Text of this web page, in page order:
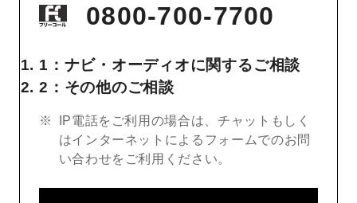
0800-700-7700
1：ナビ・オーディオに関するご相談
2：その他のご相談
IP電話をご利用の場合は、チャットもしく
はインターネットによるフォームでのお問
い合わせをご利用ください。